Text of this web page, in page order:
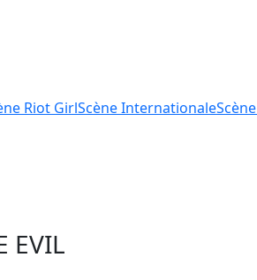
Riot GirlScèneInternationaleScène
EVIL